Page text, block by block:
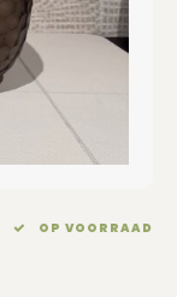
OP VOORRAAD